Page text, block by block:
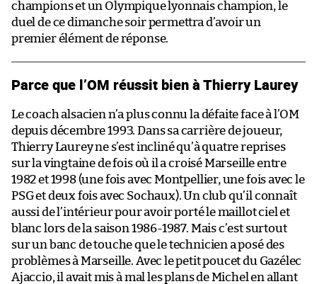
champions et un Olympique lyonnais champion, le
duel de ce dimanche soir permettra d’avoir un
premier élément de réponse.
Parce que l’OM réussit bien à Thierry Laurey
Le coach alsacien n’a plus connu la défaite face à l’OM
depuis décembre 1993. Dans sa carrière de joueur,
Thierry Laurey ne s’est incliné qu’à quatre reprises
sur la vingtaine de fois où il a croisé Marseille entre
1982 et 1998 (une fois avec Montpellier, une fois avec le
PSG et deux fois avec Sochaux). Un club qu’il connaît
aussi de l’intérieur pour avoir porté le maillot ciel et
blanc lors de la saison 1986-1987. Mais c’est surtout
sur un banc de touche que le technicien a posé des
problèmes à Marseille. Avec le petit poucet du Gazélec
Ajaccio, il avait mis à mal les plans de Michel en allant